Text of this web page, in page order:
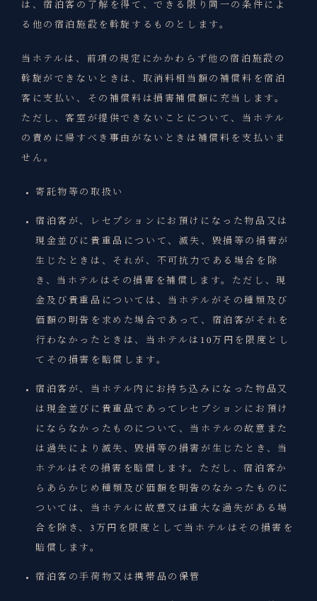
は、宿泊客の了解を得て、できる限り同一の条件によ
る他の宿泊施設を斡旋するものとします。
当ホテルは、前項の規定にかかわらず他の宿泊施設の
斡旋ができないときは、取消料相当額の補償料を宿泊
客に支払い、その補償料は損害補償額に充当します。
ただし、客室が提供できないことについて、当ホテル
の責めに帰すべき事由がないときは補償料を支払いま
せん。
寄託物等の取扱い
宿泊客が、レセプションにお預けになった物品又は
現金並びに貴重品について、滅失、毀損等の損害が
生じたときは、それが、不可抗力である場合を除
き、当ホテルはその損害を補償します。ただし、現
金及び貴重品については、当ホテルがその種類及び
価額の明告を求めた場合であって、宿泊客がそれを
行わなかったときは、当ホテルは10万円を限度とし
てその損害を賠償します。
宿泊客が、当ホテル内にお持ち込みになった物品又
は現金並びに貴重品であってレセプションにお預け
にならなかったものについて、当ホテルの故意また
は過失により滅失、毀損等の損害が生じたとき、当
ホテルはその損害を賠償します。ただし、宿泊客か
らあらかじめ種類及び価額を明告のなかったものに
ついては、当ホテルに故意又は重大な過失がある場
合を除き、3万円を限度として当ホテルはその損害を
賠償します。
宿泊客の手荷物又は携帯品の保管